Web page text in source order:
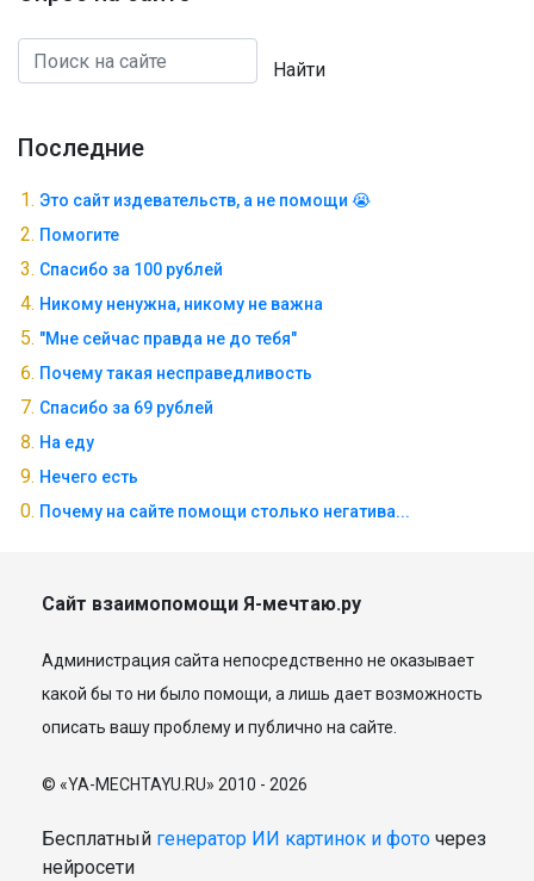
Найти
Последние
Это сайт издевательств, а не помощи 😭
Помогите
Спасибо за 100 рублей
Никому ненужна, никому не важна
"Мне сейчас правда не до тебя"
Почему такая несправедливость
Спасибо за 69 рублей
На еду
Нечего есть
Почему на сайте помощи столько негатива...
Сайт взаимопомощи Я-мечтаю.ру
Администрация сайта непосредственно не оказывает
какой бы то ни было помощи, а лишь дает возможность
описать вашу проблему и публично на сайте.
© «YA-MECHTAYU.RU» 2010 - 2026
Бесплатный генератор ИИ картинок и фото через
нейросети